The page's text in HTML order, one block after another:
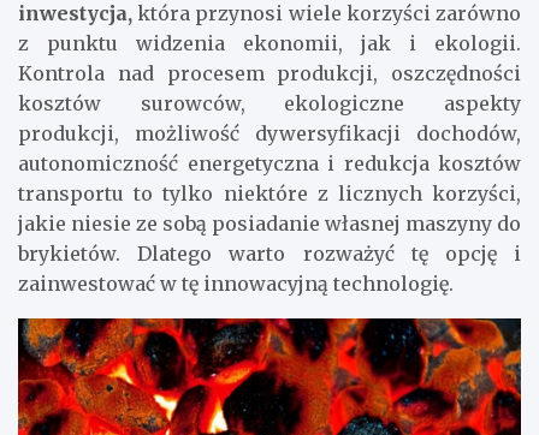
inwestycja, która przynosi wiele korzyści zarówno
z punktu widzenia ekonomii, jak i ekologii.
Kontrola nad procesem produkcji, oszczędności
kosztów surowców, ekologiczne aspekty
produkcji, możliwość dywersyfikacji dochodów,
autonomiczność energetyczna i redukcja kosztów
transportu to tylko niektóre z licznych korzyści,
jakie niesie ze sobą posiadanie własnej maszyny do
brykietów. Dlatego warto rozważyć tę opcję i
zainwestować w tę innowacyjną technologię.